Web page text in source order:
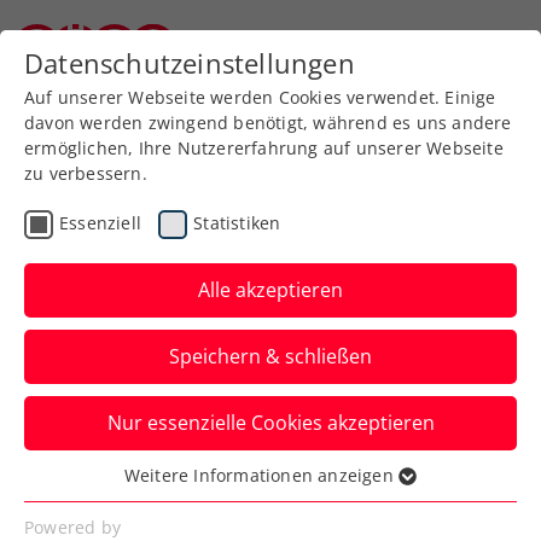
Zurück zur Newsübersicht
Rollstuhltennis
Erste Bank Open: Super
Sunday mit Thiem und
Zverev
Österreichs Aushängeschild und der
Weltranglistendritte lassen das US-Open-
Datenschutzeinstellungen
Auf unserer Webseite werden Cookies verwendet. Einige
davon werden zwingend benötigt, während es uns andere
ermöglichen, Ihre Nutzererfahrung auf unserer Webseite
zu verbessern.
Essenziell Statistiken
Alle akzeptieren
Speichern & schließen
Nur essenzielle Cookies akzeptieren
Essenziell
Essenzielle Cookies werden für grundlegende
Weitere Informationen anzeigen
Powered by